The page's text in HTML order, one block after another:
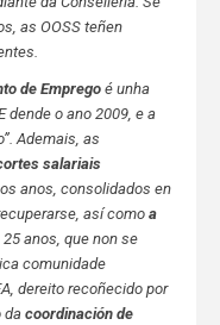
as OOSS teñen
de Empregoé unha
dende o ano 2009, e a
Ademais, as
salariais
anos, consolidados en
así como a
25 anos, que non se
comunidade
dereito recoñecido por
da coordinación de